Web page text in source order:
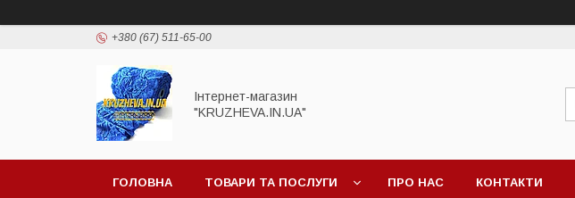
+380 (67) 511-65-00
Інтернет-магазин
"KRUZHEVA.IN.UA"
ГОЛОВНА ТОВАРИ ТА ПОСЛУГИ ПРО НАС КОНТАКТИ